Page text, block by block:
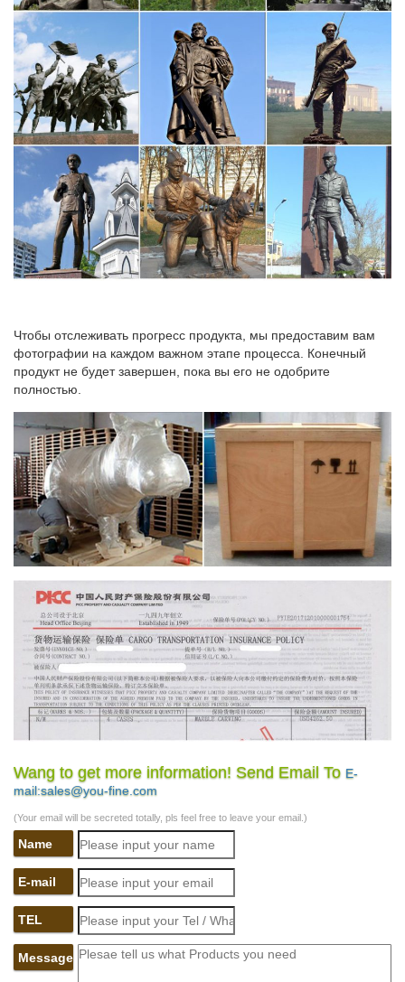
Менеласом в Царском Селе.
Музей-заповедник «Царское Село». Описание, виртуальный…
Царскосельский дворцово-парковый ансамбль – величайший
памятник мировой архитектуры и садово-паркового искусства
XVIII – начала XX вв.Постоянно действующая выставка
знакомит с мемориальными вещами Александра I… Музей-
заповедник «Царское Село».
15 оригинальных музеев, где побывали немногие | Blog Fiesta
Спустя века музей оружия вновь открыли в Царском Селе под
крышей исторического павильона. Под сводами зала рыцарей
выставили более 400 единиц оружия и предметов искусства.
Чтобы отслеживать прогресс продукта, мы предоставим вам
фотографии на каждом важном этапе процесса. Конечный
продукт не будет завершен, пока вы его не одобрите
полностью.
Wang to get more information! Send Email To E-
mail:sales@you-fine.com
(Your email will be secreted totally, pls feel free to leave your email.)
Name
E-mail
TEL
Message